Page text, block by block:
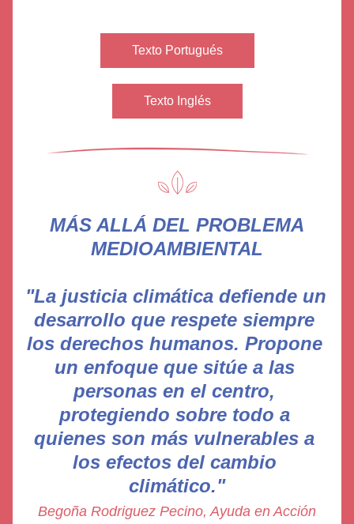
Texto Portugués
Texto Inglés
MÁS ALLÁ DEL PROBLEMA
MEDIOAMBIENTAL
"La justicia climática defiende un
desarrollo que respete siempre
los derechos humanos. Propone
un enfoque que sitúe a las
personas en el centro,
protegiendo sobre todo a
quienes son más vulnerables a
los efectos del cambio
climático."
Begoña Rodriguez Pecino, Ayuda en Acción